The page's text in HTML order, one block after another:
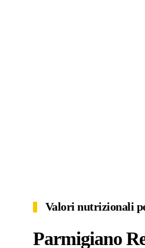
Valori nutrizionali
Parmigiano